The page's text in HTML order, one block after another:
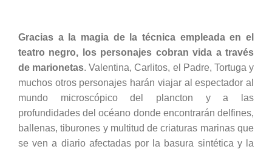
Gracias a la magia de la técnica empleada en el
teatro negro, los personajes cobran vida a través
de marionetas. Valentina, Carlitos, el Padre, Tortuga y
muchos otros personajes harán viajar al espectador al
mundo microscópico del plancton y a las
profundidades del océano donde encontrarán delfines,
ballenas, tiburones y multitud de criaturas marinas que
se ven a diario afectadas por la basura sintética y la